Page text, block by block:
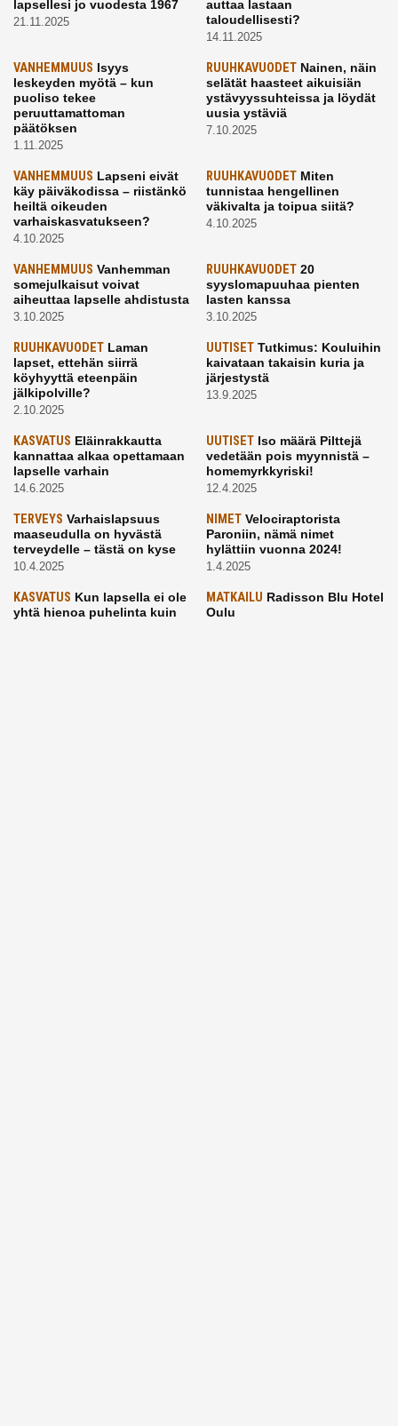
lapsellesi jo vuodesta 1967
21.11.2025
auttaa lastaan
taloudellisesti?
14.11.2025
VANHEMMUUS Isyys
leskeyden myötä – kun
puoliso tekee
peruuttamattoman
päätöksen
1.11.2025
RUUHKAVUODETNainen, näin
selätät haasteet aikuisiän
ystävyyssuhteissa ja löydät
uusia ystäviä
7.10.2025
VANHEMMUUS Lapseni eivät
käy päiväkodissa – riistänkö
heiltä oikeuden
varhaiskasvatukseen?
4.10.2025
RUUHKAVUODETMiten
tunnistaa hengellinen
väkivalta ja toipua siitä?
4.10.2025
VANHEMMUUS Vanhemman
somejulkaisut voivat
aiheuttaa lapselle ahdistusta
3.10.2025
RUUHKAVUODET20
syyslomapuuhaa pienten
lasten kanssa
3.10.2025
RUUHKAVUODET Laman
lapset, ettehän siirrä
köyhyyttä eteenpäin
jälkipolville?
2.10.2025
UUTISETTutkimus: Kouluihin
kaivataan takaisin kuria ja
järjestystä
13.9.2025
KASVATUS Eläinrakkautta
kannattaa alkaa opettamaan
lapselle varhain
14.6.2025
UUTISETIso määrä Pilttejä
vedetään pois myynnistä –
homemyrkkyriski!
12.4.2025
TERVEYS Varhaislapsuus
maaseudulla on hyvästä
terveydelle – tästä on kyse
10.4.2025
NIMETVelociraptorista
Paroniin, nämä nimet
hylättiin vuonna 2024!
1.4.2025
KASVATUS Kun lapsella ei ole
yhtä hienoa puhelinta kuin
MATKAILU Radisson Blu Hotel
Oulu